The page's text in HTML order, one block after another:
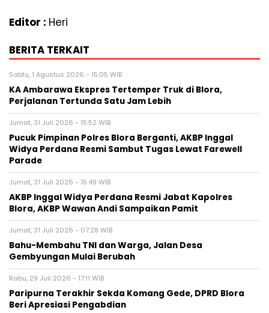
Editor : Heri
BERITA TERKAIT
Sabtu, 1 Agustus 2026 - 15:05 WIB
KA Ambarawa Ekspres Tertemper Truk di Blora,
Perjalanan Tertunda Satu Jam Lebih
Jumat, 31 Juli 2026 - 15:52 WIB
Pucuk Pimpinan Polres Blora Berganti, AKBP Inggal
Widya Perdana Resmi Sambut Tugas Lewat Farewell
Parade
Jumat, 31 Juli 2026 - 15:49 WIB
AKBP Inggal Widya Perdana Resmi Jabat Kapolres
Blora, AKBP Wawan Andi Sampaikan Pamit
Jumat, 31 Juli 2026 - 07:28 WIB
Bahu-Membahu TNI dan Warga, Jalan Desa
Gembyungan Mulai Berubah
Rabu, 29 Juli 2026 - 17:11 WIB
Paripurna Terakhir Sekda Komang Gede, DPRD Blora
Beri Apresiasi Pengabdian